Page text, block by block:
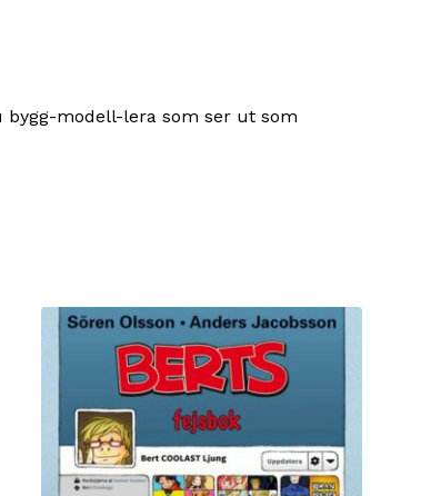
modell-lera som ser ut som